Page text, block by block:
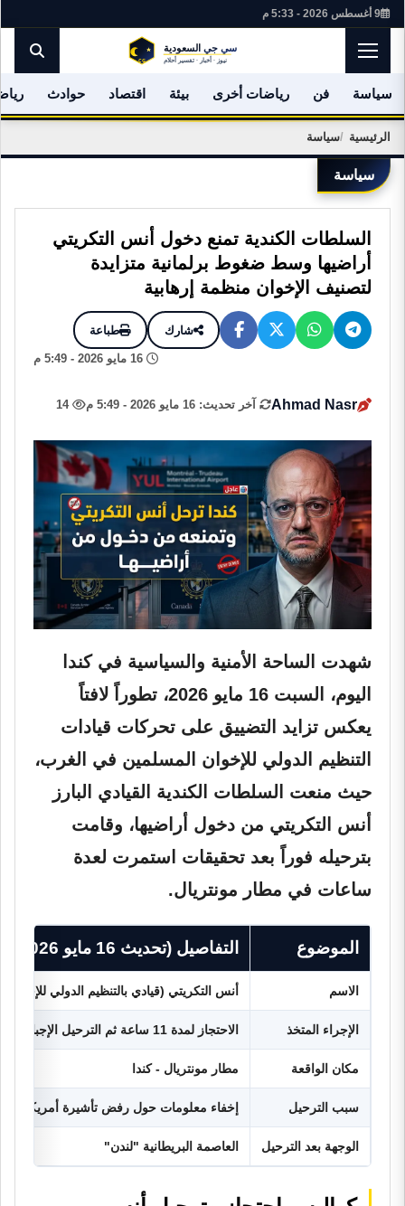
9 أغسطس 2026 - 5:33 م
سياسة فن رياضات أخرى بيئة اقتصاد حوادث
الرئيسية سياسة
سياسة
السلطات الكندية تمنع دخول أنس التكريتي
أراضيها وسط ضغوط برلمانية متزايدة
لتصنيف الإخوان منظمة إرهابية
شارك طباعة
Ahmad Nasr آخر تحديث: 16 مايو 2026 - 5:49 م 14
شهدت الساحة الأمنية والسياسية في كندا
اليوم، السبت 16 مايو 2026، تطوراً لافتاً
يعكس تزايد التضييق على تحركات قيادات
التنظيم الدولي للإخوان المسلمين في الغرب،
حيث منعت السلطات الكندية القيادي البارز
أنس التكريتي من دخول أراضيها، وقامت
بترحيله فوراً بعد تحقيقات استمرت لعدة
ساعات في مطار مونتريال.
الموضوع التفاصيل (تحديث 16 مايو 2026)
الاسم أنس التكريتي (قيادي بالتنظيم الدولي للإخوان)
الإجراء المتخذ الاحتجاز لمدة 11 ساعة ثم الترحيل الإجباري
مكان الواقعة مطار مونتريال - كندا
سبب الترحيل إخفاء معلومات حول رفض تأشيرة أمريكية سابقة
الوجهة بعد الترحيل العاصمة البريطانية "لندن"